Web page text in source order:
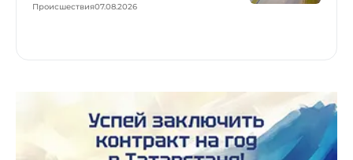
Происшествия07.08.2026